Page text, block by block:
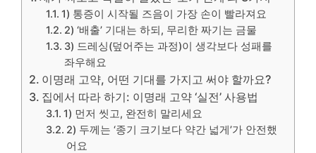
1) 통증이 시작될 즈음이 가장 손이 빨라져요
2) ‘배출’ 기대는 하되, 무리한 짜기는 금물
3) 드레싱(덮어주는 과정)이 생각보다 성패를
좌우해요
이명래 고약, 어떤 기대를 가지고 써야 할까요?
집에서 따라 하기: 이명래 고약 ‘실전’ 사용법
1) 먼저 씻고, 완전히 말리세요
2) 두께는 ‘종기 크기보다 약간 넓게’가 안전했
어요